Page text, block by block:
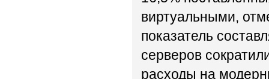
виртуальными,
показатель
серверов
расходы на